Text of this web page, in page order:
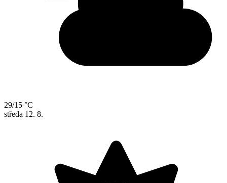
29/15 °C
středa 12. 8.